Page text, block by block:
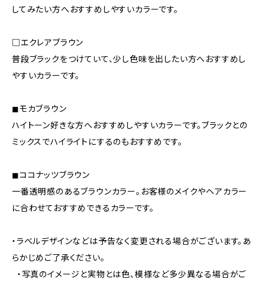
してみたい方へおすすめしやすいカラーです。
□エクレアブラウン
普段ブラックをつけていて、少し色味を出したい方へおすすめし
やすいカラーです。
◼︎モカブラウン
ハイトーン好きな方へおすすめしやすいカラーです。ブラックとの
ミックスでハイライトにするのもおすすめです。
◼︎ココナッツブラウン
一番透明感のあるブラウンカラー。お客様のメイクやヘアカラー
に合わせておすすめできるカラーです。
・ラベルデザインなどは予告なく変更される場合がございます。あ
らかじめご了承ください。
・写真のイメージと実物とは色、模様など多少異なる場合がご